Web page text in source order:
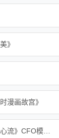
》
漫画故宫》
「好书推荐」破解组织协同困局：《组织的心流》CFO模型的治理启示